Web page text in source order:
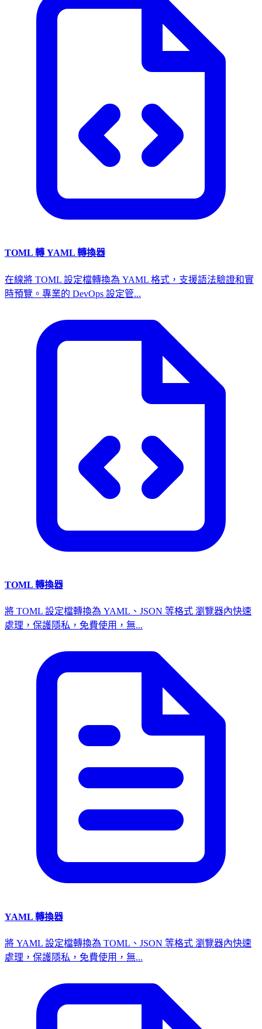
TOML 轉 YAML 轉換器
在線將 TOML 設定檔轉換為 YAML 格式，支援語法驗證和實
時預覽。專業的 DevOps 設定管...
TOML 轉換器
將 TOML 設定檔轉換為 YAML、JSON 等格式 瀏覽器內快速
處理，保護隱私，免費使用，無...
YAML 轉換器
將 YAML 設定檔轉換為 TOML、JSON 等格式 瀏覽器內快速
處理，保護隱私，免費使用，無...